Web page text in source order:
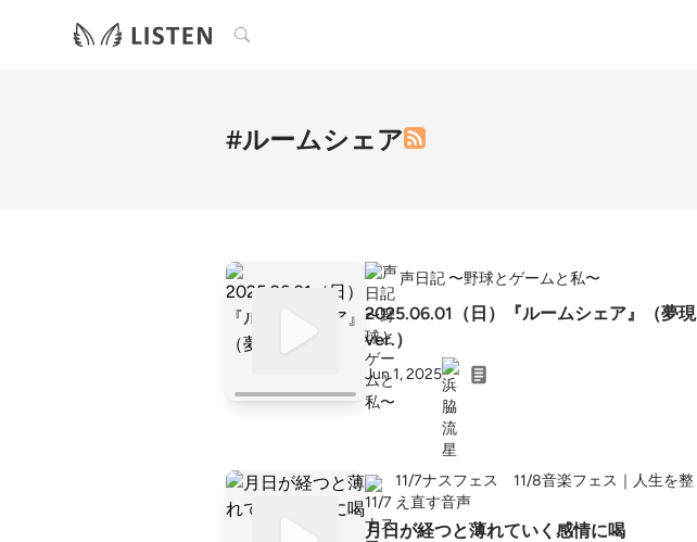
検索
#ルームシェア
声日記 〜野球とゲームと私〜
2025.06.01（日）『ルームシェア』（夢現
ver.）
Jun 1, 2025
11/7ナスフェス 11/8音楽フェス｜人生を整
え直す音声
月日が経つと薄れていく感情に喝